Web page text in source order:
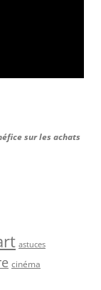
sur les achats
astuces
cinéma